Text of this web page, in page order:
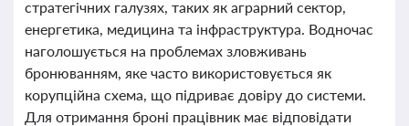
стратегічних галузях, таких як аграрний сектор,
енергетика, медицина та інфраструктура. Водночас
наголошується на проблемах зловживань
бронюванням, яке часто використовується як
корупційна схема, що підриває довіру до системи.
Для отримання броні працівник має відповідати